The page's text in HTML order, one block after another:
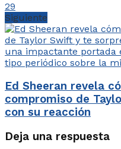
29
Siguiente
Ed Sheeran revela
compromiso de
con su reacción
Deja una respuesta